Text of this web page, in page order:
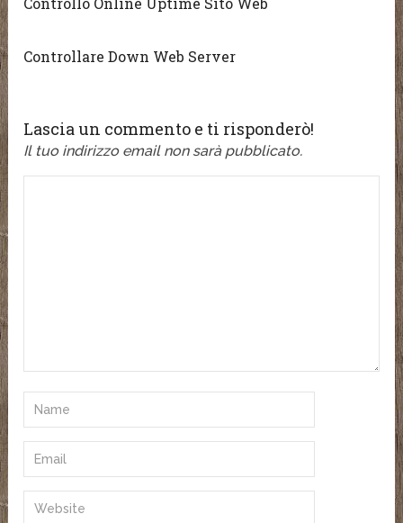
Controllare Down Web Server
Lascia un commento e ti risponderò!
Il tuo indirizzo email non sarà pubblicato.